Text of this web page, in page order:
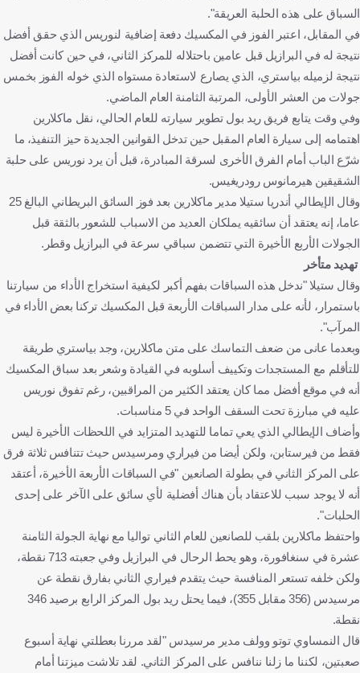
السباق على هذه الحلبة العريقة".
في المقابل، اعتبر الفوز في المكسيك دفعة إضافية لنوريس الذي حقق أفضل
نتيجة له في البرازيل قبل عامين باحتلاله للمركز الثاني، في حين كانت أفضل
نتيجة لزميله بياستري، الذي يصارع لاستعادة مستواه الذي خوله الفوز بخمس
جولات من العشر الأولى، المرتبة الثامنة العام الماضي.
وفي وقت يتابع فريق ريد بول تطوير سيارته للعام الحالي، نقل ماكلارين
اهتمامه إلى سيارة العام المقبل حين تدخل القوانين الجديدة حيز التنفيذ، ما
شرّع الباب أمام الفرق الأخرى لسرقة المبادرة، قبل أن يرد نوريس على حلبة
الشقيقين هيرمانوس رودريغيس.
وقال الإيطالي أندريا ستيلا مدير ماكلارين بعد فوز السائق البريطاني البالغ 25
عاما، إنه يعتقد أن سائقيه يملكان العديد من الاسباب للشعور بالثقة قبل
الجولات الأربع الأخيرة التي تتضمن سباقي سرعة في البرازيل وقطر.
تهديد متأخر
وقال ستيلا "ندخل هذه السباقات بفهم أكبر لكيفية استخراج الأداء من سيارتنا
باستمرار، لأنه على مدار السباقات الأربعة قبل المكسيك تركنا بعض الأداء في
المرآب".
وبعدما عانى من ضعف التماسك على متن ماكلارين، وجد بياستري طريقة
للتأقلم مع المستجدات وتكييف أسلوبه في القيادة وشعر بعد سباق المكسيك
أنه في موقع أفضل مما كان يعتقد الكثير من المراقبين، رغم تفوق نوريس
عليه في مبارزة تحت السقف الواحد في 5 مناسبات.
وأضاف الإيطالي الذي يعي تماما للتهديد المتزايد في اللحظات الأخيرة ليس
فقط من فيرستابن، ولكن أيضا من فيراري ومرسيدس حيث تتنافس ثلاثة فرق
على المركز الثاني في بطولة الصانعين "في السباقات الأربعة الأخيرة، أعتقد
أنه لا يوجد سبب للاعتقاد بأن هناك أفضلية لأي سائق على الآخر على إحدى
الحلبات".
واحتفظ ماكلارين بلقب للصانعين للعام الثاني تواليا مع نهاية الجولة الثامنة
عشرة في سنغافورة، وهو يحط الرحال في البرازيل وفي جعبته 713 نقطة،
ولكن خلفه تستعر المنافسة حيث يتقدم فيراري الثاني بفارق نقطة عن
مرسيدس (356 مقابل 355)، فيما يحتل ريد بول المركز الرابع برصيد 346
نقطة.
قال النمساوي توتو وولف مدير مرسيدس "لقد مررنا بعطلتي نهاية أسبوع
صعبتين، لكننا ما زلنا ننافس على المركز الثاني. لقد تلاشت ميزتنا أمام